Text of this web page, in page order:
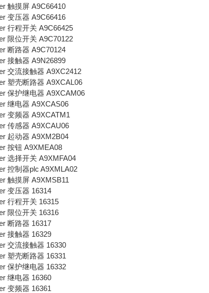
触摸屏 A9C66410
变压器 A9C66416
行程开关 A9C66425
限位开关 A9C70122
断路器 A9C70124
接触器 A9N26899
交流接触器 A9XC2412
塑壳断路器 A9XCAL06
保护继电器 A9XCAM06
继电器 A9XCAS06
变频器 A9XCATM1
传感器 A9XCAU06
起动器 A9XM2B04
按钮 A9XMEA08
选择开关 A9XMFA04
控制器plc A9XMLA02
触摸屏 A9XMSB11
变压器 16314
行程开关 16315
限位开关 16316
断路器 16317
接触器 16329
交流接触器 16330
塑壳断路器 16331
保护继电器 16332
继电器 16360
变频器 16361